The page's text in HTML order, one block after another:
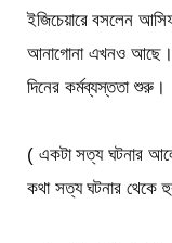
ইজিচেয়ারে বসলেন
আনাগোনা এখনও আছে।
দিনের কর্মব্যস্ততা শুরু।
( একটা সত্য ঘটনার
কথা সত্য ঘটনার থেকে